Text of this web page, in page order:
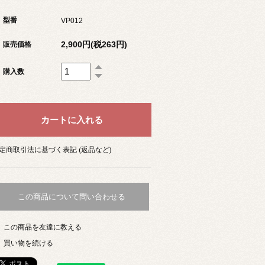
型番 VP012
販売価格 2,900円(税263円)
購入数
商取引法に基づく表記 (返品など)
この商品について問い合わせる
この商品を友達に教える
買い物を続ける